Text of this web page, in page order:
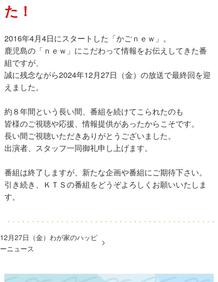
た！
2016年4月4日にスタートした「かごｎｅｗ」。
鹿児島の「ｎｅｗ」にこだわって情報をお伝えしてきた番
組ですが、
誠に残念ながら2024年12月27日（金）の放送で最終回を迎
えました。
約８年間という長い間、番組を続けてこられたのも
皆様のご視聴や応援、情報提供があったからこそです。
長い間ご視聴いただきありがとうございました。
出演者、スタッフ一同御礼申し上げます。
番組は終了しますが、新たな企画や番組にご期待下さい。
引き続き、ＫＴＳの番組をどうぞよろしくお願いいたしま
す。
12月27日（金）わが家のハッピ
ーニュース